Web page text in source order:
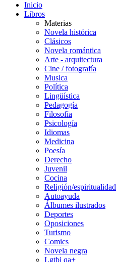
Inicio
Libros
Materias
Novela histórica
Clásicos
Novela romántica
Arte - arquitectura
Cine / fotografía
Musica
Política
Lingüística
Pedagogía
Filosofía
Psicología
Idiomas
Medicina
Poesía
Derecho
Juvenil
Cocina
Religión/espiritualidad
Autoayuda
Álbumes ilustrados
Deportes
Oposiciones
Turismo
Comics
Novela negra
Lgtbi qa+